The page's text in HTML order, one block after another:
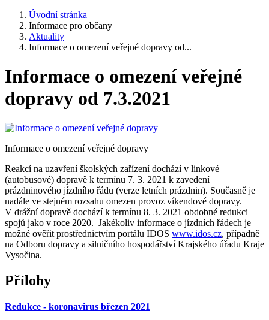
Úvodní stránka
Informace pro občany
Aktuality
Informace o omezení veřejné dopravy od...
Informace o omezení veřejné
dopravy od 7.3.2021
Informace o omezení veřejné dopravy
Reakcí na uzavření školských zařízení dochází v linkové
(autobusové) dopravě k termínu 7. 3. 2021 k zavedení
prázdninového jízdního řádu (verze letních prázdnin). Současně je
nadále ve stejném rozsahu omezen provoz víkendové dopravy.
V drážní dopravě dochází k termínu 8. 3. 2021 obdobné redukci
spojů jako v roce 2020. Jakékoliv informace o jízdních řádech je
možné ověřit prostřednictvím portálu IDOS www.idos.cz, případně
na Odboru dopravy a silničního hospodářství Krajského úřadu Kraje
Vysočina.
Přílohy
Redukce - koronavirus březen 2021